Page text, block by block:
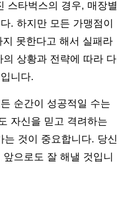
스타벅스의 경우, 매장별
. 하지만 모든 가맹점이
못한다고 해서 실패라
상황과 전략에 따라 다
니다.
순간이 성공적일 수는
자신을 믿고 격려하는
는 것이 중요합니다. 당신
으로도 잘 해낼 것입니